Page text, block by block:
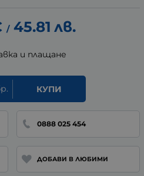
/ 45.81 лв.
и плащане
КУПИ
0888 025 454
ДОБАВИ В ЛЮБИМИ